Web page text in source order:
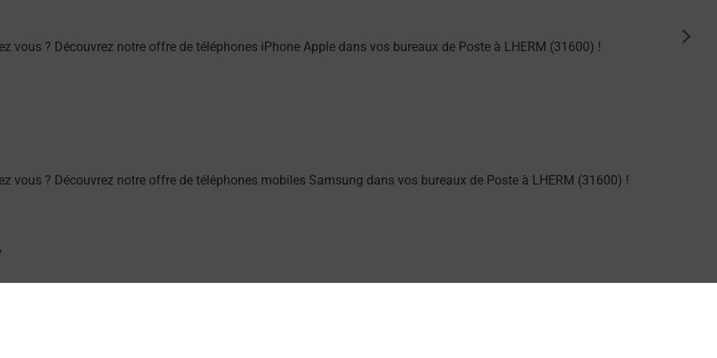
vous ? Découvrez notre offre de téléphones iPhone Apple dans vos bureaux de Poste à LHERM (31600) !
vous ? Découvrez notre offre de téléphones mobiles Samsung dans vos bureaux de Poste à LHERM (31600) !
l’extérieur de votre domicile ? Découvrez les offres téléalarme dans votre bureau de Poste à LHERM.